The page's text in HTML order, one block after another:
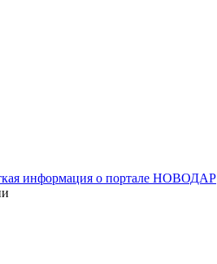
информация о портале НОВОДАР